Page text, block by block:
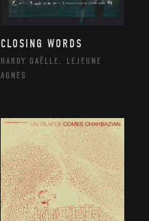
CLOSING WORDS
HARDY GAËLLE, LEJEUNE
AGNÈS